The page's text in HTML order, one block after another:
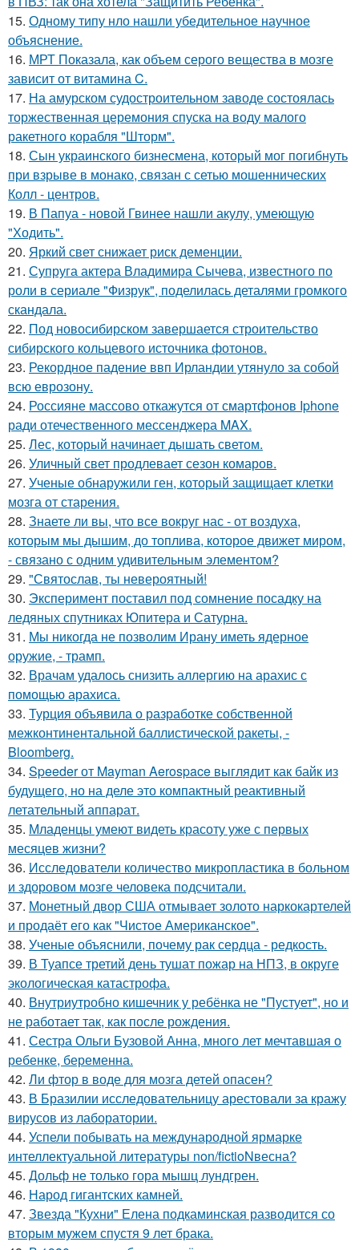
15. Одному типу нло нашли убедительное научное
объяснение.
16. МРТ Показала, как объем серого вещества в мозге
зависит от витамина C.
17. На амурском судостроительном заводе состоялась
торжественная церемония спуска на воду малого
ракетного корабля "Шторм".
18. Сын украинского бизнесмена, который мог погибнуть
при взрыве в монако, связан с сетью мошеннических
Колл - центров.
19. В Папуа - новой Гвинее нашли акулу, умеющую
"Ходить".
20. Яркий свет снижает риск деменции.
21. Супруга актера Владимира Сычева, известного по
роли в сериале "Физрук", поделилась деталями громкого
скандала.
22. Под новосибирском завершается строительство
сибирского кольцевого источника фотонов.
23. Рекордное падение ввп Ирландии утянуло за собой
всю еврозону.
24. Россияне массово откажутся от смартфонов Iphone
ради отечественного мессенджера MAX.
25. Лес, который начинает дышать светом.
26. Уличный свет продлевает сезон комаров.
27. Ученые обнаружили ген, который защищает клетки
мозга от старения.
28. Знаете ли вы, что все вокруг нас - от воздуха,
которым мы дышим, до топлива, которое движет миром,
- связано с одним удивительным элементом?
29. "Святослав, ты невероятный!
30. Эксперимент поставил под сомнение посадку на
ледяных спутниках Юпитера и Сатурна.
31. Мы никогда не позволим Ирану иметь ядерное
оружие, - трамп.
32. Врачам удалось снизить аллергию на арахис с
помощью арахиса.
33. Турция объявила о разработке собственной
межконтинентальной баллистической ракеты, -
Bloomberg.
34. Speeder от Mayman Aerospace выглядит как байк из
будущего, но на деле это компактный реактивный
летательный аппарат.
35. Младенцы умеют видеть красоту уже с первых
месяцев жизни?
36. Исследователи количество микропластика в больном
и здоровом мозге человека подсчитали.
37. Монетный двор США отмывает золото наркокартелей
и продаёт его как "Чистое Американское".
38. Ученые объяснили, почему рак сердца - редкость.
39. В Туапсе третий день тушат пожар на НПЗ, в округе
экологическая катастрофа.
40. Внутриутробно кишечник у ребёнка не "Пустует", но и
не работает так, как после рождения.
41. Сестра Ольги Бузовой Анна, много лет мечтавшая о
ребенке, беременна.
42. Ли фтор в воде для мозга детей опасен?
43. В Бразилии исследовательницу арестовали за кражу
вирусов из лаборатории.
44. Успели побывать на международной ярмарке
интеллектуальной литературы non/fictioNвесна?
45. Дольф не только гора мышц лундгрен.
46. Народ гигантских камней.
47. Звезда "Кухни" Елена подкаминская разводится со
вторым мужем спустя 9 лет брака.